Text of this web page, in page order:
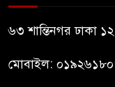
৬৩ শান্তিনগর ঢাকা
মোবাইল: